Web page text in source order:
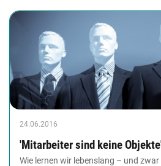
24.06.2016
'Mitarbeiter sind keine
Wie lernen wir lebenslang – und